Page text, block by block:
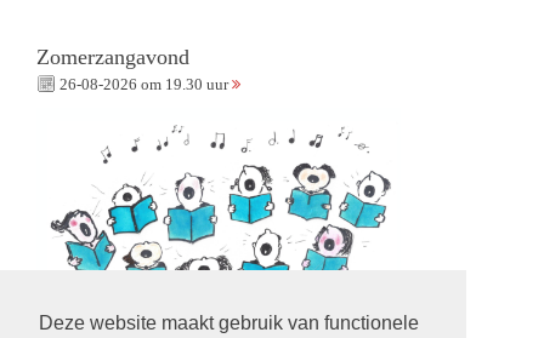
Deze website maakt gebruik van functionele
Zomerzangavond
26-08-2026 om 19.30 uur